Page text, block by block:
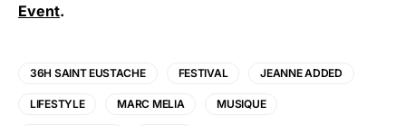
Event.
36H SAINT EUSTACHE FESTIVAL JEANNE ADDED
LIFESTYLE MARC MELIA MUSIQUE